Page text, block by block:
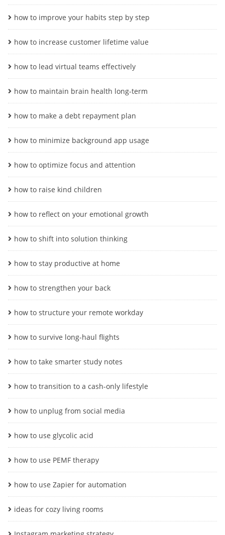
how to improve your habits step by step
how to increase customer lifetime value
how to lead virtual teams effectively
how to maintain brain health long-term
how to make a debt repayment plan
how to minimize background app usage
how to optimize focus and attention
how to raise kind children
how to reflect on your emotional growth
how to shift into solution thinking
how to stay productive at home
how to strengthen your back
how to structure your remote workday
how to survive long-haul flights
how to take smarter study notes
how to transition to a cash-only lifestyle
how to unplug from social media
how to use glycolic acid
how to use PEMF therapy
how to use Zapier for automation
ideas for cozy living rooms